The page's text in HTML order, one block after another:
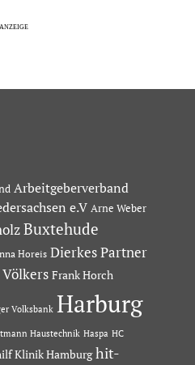
Arbeitgeberverband
e.V Arne Weber
Buxtehude
Horeis Dierkes Partner
Frank Horch
Volksbank Harburg
Haustechnik Haspa HC
Klinik Hamburg hit-